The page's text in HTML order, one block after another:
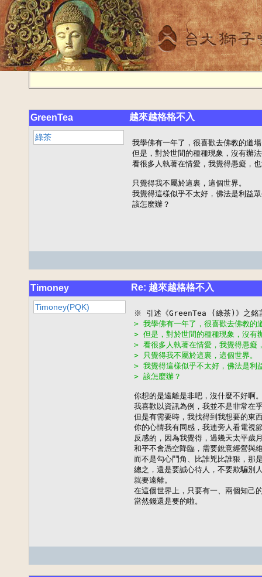
GreenTea 越來越格格不入
綠茶
我學佛有一年了，很喜歡去佛教的道
但是，對於世間的種種現象，沒有辦
看很多人執著在情愛，我覺得愚癡，
只覺得我不屬於這裏，這個世界。
我覺得這樣似乎不太好，佛法是利益
該怎麼辦？
Timoney Re: 越來越格格不入
Timoney(PQK)
> 我學佛有一年了，很喜歡去佛教的
> 但是，對於世間的種種現象，沒有
> 看很多人執著在情愛，我覺得愚癡
> 只覺得我不屬於這裏，這個世界。
> 我覺得這樣似乎不太好，佛法是利
> 該怎麼辦？
你想的是遠離是非吧，沒什麼不好啊
我喜歡以資訊為例，我並不是非常在
但是有需要時，我找得到我想要的東
你的心情我有同感，我連旁人看電視
反感的，因為我覺得，過幾天太平歲
和平不會憑空降臨，需要銳意經營與
而不是勾心鬥角、比誰兇比誰狠，那
總之，還是要誠心待人，不要欺騙別
就要遠離。
在這個世界上，只要有一、兩個知己
當然錢還是要的啦。